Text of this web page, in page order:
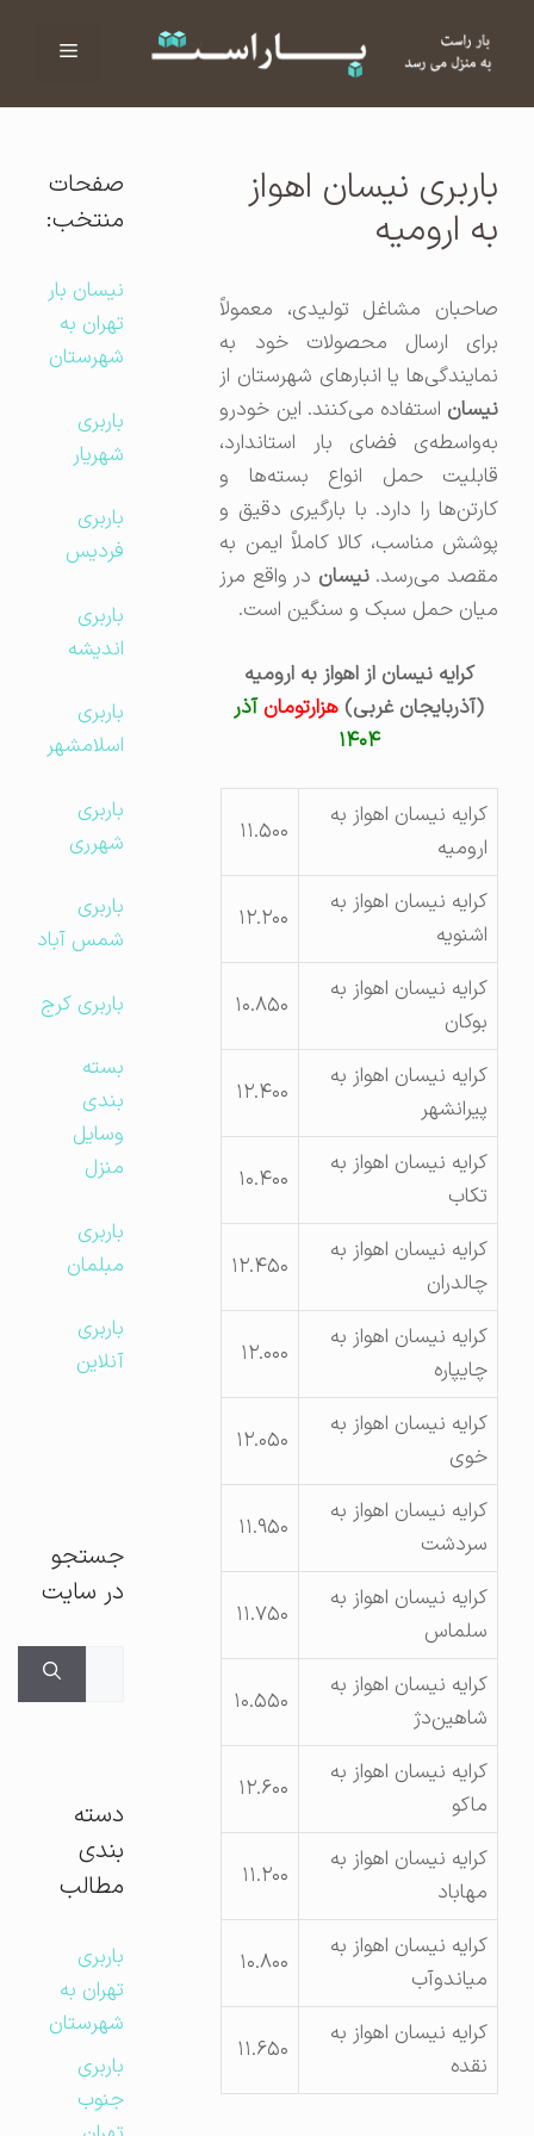
فهرست
باربری نیسان اهواز
به ارومیه
صاحبان مشاغل تولیدی، معمولاً
برای ارسال محصولات خود به
نمایندگی‌ها یا انبارهای شهرستان از
نیساناستفاده می‌کنند. این خودرو
به‌واسطه‌ی فضای بار استاندارد،
قابلیت حمل انواع بسته‌ها و
کارتن‌ها را دارد. با بارگیری دقیق و
پوشش مناسب، کالا کاملاً ایمن به
مقصد می‌رسد.نیساندر واقع مرز
میان حمل سبک و سنگین است.
کرایه نیسان از اهواز به ارومیه
(آذربایجان غربی)هزارتومانآذر
۱۴۰۴
کرایه نیسان اهواز به
ارومیه
۱۱.۵۰۰
کرایه نیسان اهواز به
اشنویه
۱۲.۲۰۰
کرایه نیسان اهواز به
بوکان
۱۰.۸۵۰
کرایه نیسان اهواز به
پیرانشهر
۱۲.۴۰۰
کرایه نیسان اهواز به
تکاب
۱۰.۴۰۰
کرایه نیسان اهواز به
چالدران
۱۲.۴۵۰
کرایه نیسان اهواز به
چایپاره
۱۲.۰۰۰
کرایه نیسان اهواز به
خوی
۱۲.۰۵۰
کرایه نیسان اهواز به
سردشت
۱۱.۹۵۰
کرایه نیسان اهواز به
سلماس
۱۱.۷۵۰
کرایه نیسان اهواز به
شاهین‌دژ
۱۰.۵۵۰
کرایه نیسان اهواز به
۱۲.۶۰۰
کرایه نیسان اهواز به
مهاباد
۱۱.۲۰۰
کرایه نیسان اهواز به
میاندوآب
۱۰.۸۰۰
کرایه نیسان اهواز به
۱۱.۶۵۰
صفحات
منتخب:
نیسان بار
تهران به
شهرستان
باربری
شهریار
باربری
فردیس
باربری
اندیشه
باربری
اسلامشهر
باربری
شهرری
باربری
شمس آباد
باربری کرج
بسته
بندی
وسایل
منزل
باربری
مبلمان
باربری
آنلاین
جستجو
در سایت
دسته
بندی
مطالب
باربری
تهران به
شهرستان
باربری
جنوب